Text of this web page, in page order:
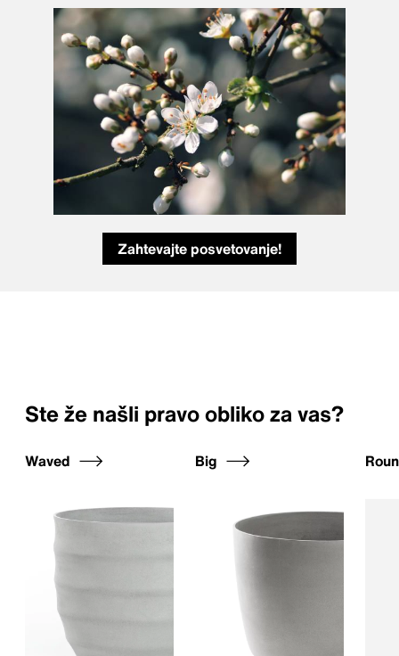
Zahtevajte posvetovanje!
Ste že našli pravo obliko za vas?
Waved Big